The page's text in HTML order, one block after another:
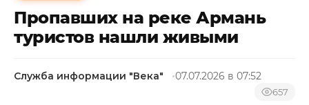
ЭКОНОМИКА
ОБЩЕСТВО
КУЛЬТУРА
Пропавших на реке Армань
туристов нашли живыми
Служба информации "Века" 07.07.2026 в 07:52
657